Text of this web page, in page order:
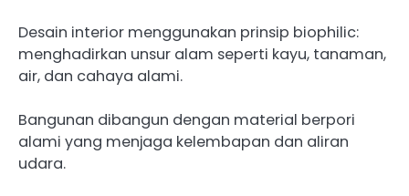
Desain interior menggunakan prinsip biophilic:
menghadirkan unsur alam seperti kayu, tanaman,
air, dan cahaya alami.
Bangunan dibangun dengan material berpori
alami yang menjaga kelembapan dan aliran
udara.